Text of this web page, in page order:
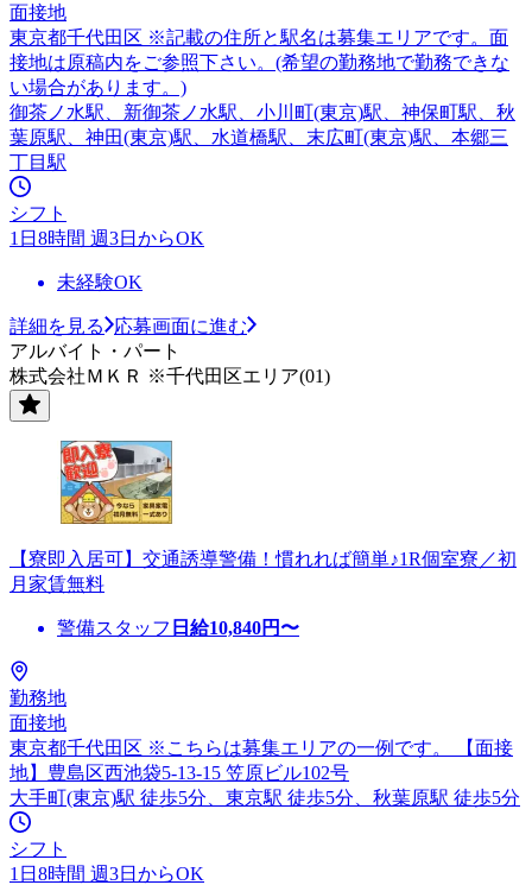
面接地
東京都千代田区 ※記載の住所と駅名は募集エリアです。面
接地は原稿内をご参照下さい。(希望の勤務地で勤務できな
い場合があります。)
御茶ノ水駅、新御茶ノ水駅、小川町(東京)駅、神保町駅、秋
葉原駅、神田(東京)駅、水道橋駅、末広町(東京)駅、本郷三
丁目駅
シフト
1日8時間 週3日からOK
未経験OK
詳細を見る
応募画面に進む
アルバイト・パート
株式会社ＭＫＲ ※千代田区エリア(01)
【寮即入居可】交通誘導警備！慣れれば簡単♪1R個室寮／初
月家賃無料
警備スタッフ 日給10,840円〜
勤務地
面接地
東京都千代田区 ※こちらは募集エリアの一例です。 【面接
地】豊島区西池袋5-13-15 笠原ビル102号
大手町(東京)駅 徒歩5分、東京駅 徒歩5分、秋葉原駅 徒歩5分
シフト
1日8時間 週3日からOK